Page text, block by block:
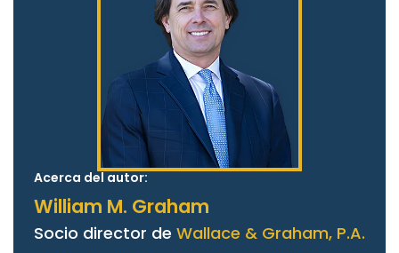
Acerca del autor:
William M. Graham
Socio director de Wallace & Graham, P.A.